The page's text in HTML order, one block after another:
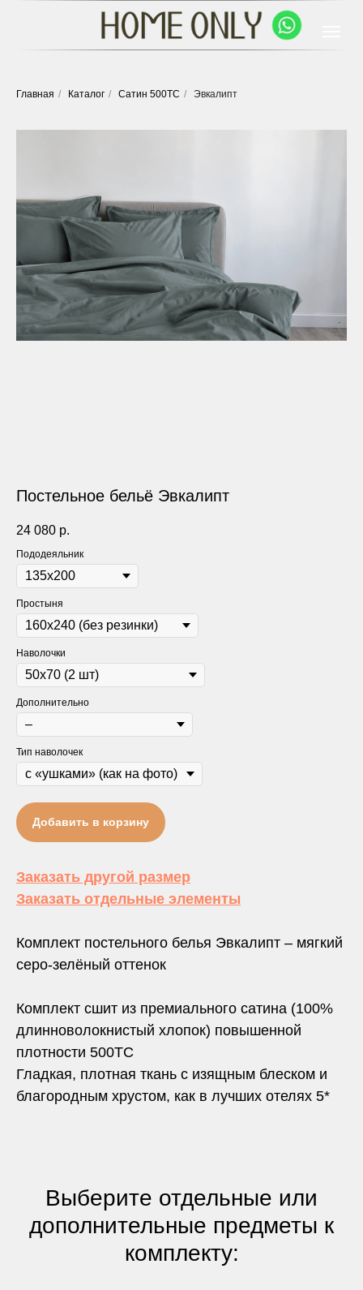
Главная / Каталог / Сатин 500ТС / Эвкалипт
Постельное бельё Эвкалипт
24 080 р.
Пододеяльник
Простыня
Наволочки
Дополнительно
Тип наволочек
Добавить в корзину
Заказать другой размер
Заказать отдельные элементы
Комплект постельного белья Эвкалипт – мягкий
серо-зелёный оттенок
Комплект сшит из премиального сатина (100%
длинноволокнистый хлопок) повышенной
плотности 500TC
Гладкая, плотная ткань с изящным блеском и
благородным хрустом, как в лучших отелях 5*
Выберите отдельные или
дополнительные предметы к
комплекту: